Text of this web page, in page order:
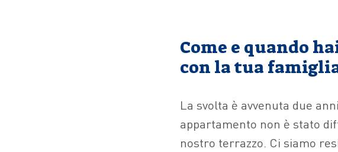
Come e quando
con la tua
La svolta è avvenuta due
appartamento non è stato
nostro terrazzo. Ci siamo